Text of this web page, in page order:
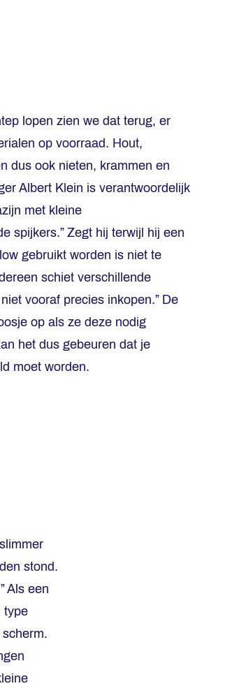
lopen zien we dat terug, er
op voorraad. Hout,
dus ook nieten, krammen en
Albert Klein is verantwoordelijk
met kleine
spijkers.” Zegt hij terwijl hij een
gebruikt worden is niet te
schiet verschillende
vooraf precies inkopen.” De
op als ze deze nodig
het dus gebeuren dat je
moet worden.
stond.
Als een
type